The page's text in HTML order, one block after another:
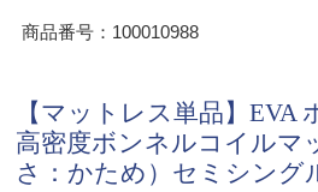
商品番号：100010988
【マットレス単品】EVA
高密度ボンネルコイルマ
さ：かため）セミシング